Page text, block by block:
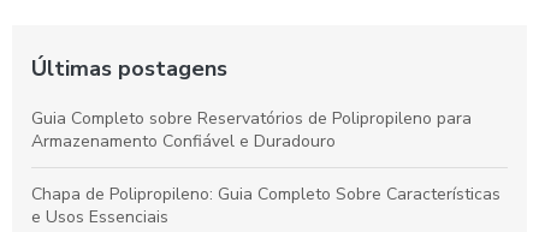
Últimas postagens
Guia Completo sobre Reservatórios de Polipropileno para
Armazenamento Confiável e Duradouro
Chapa de Polipropileno: Guia Completo Sobre Características
e Usos Essenciais